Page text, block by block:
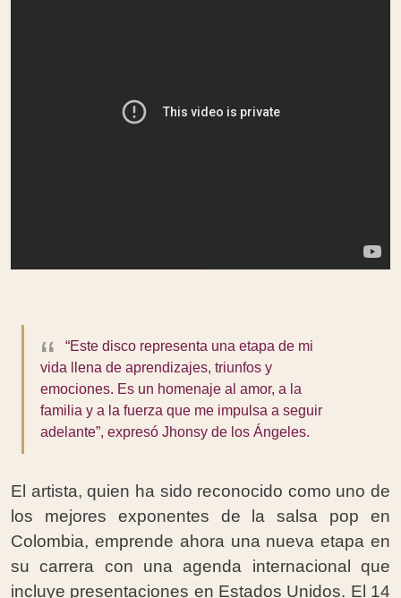
“Este disco representa una etapa de mi
vida llena de aprendizajes, triunfos y
emociones. Es un homenaje al amor, a la
familia y a la fuerza que me impulsa a seguir
adelante”, expresó Jhonsy de los Ángeles.
El artista, quien ha sido reconocido como uno de
los mejores exponentes de la salsa pop en
Colombia, emprende ahora una nueva etapa en
su carrera con una agenda internacional que
incluye presentaciones en Estados Unidos. El 14